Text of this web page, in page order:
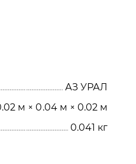
АЗ УРАЛ
м × 0.04 м × 0.02 м
0.041 кг